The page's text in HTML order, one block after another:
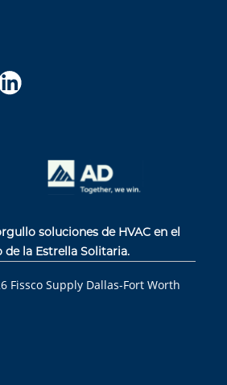
soluciones de HVAC en el
de la Estrella Solitaria.
Fissco Supply Dallas-Fort Worth